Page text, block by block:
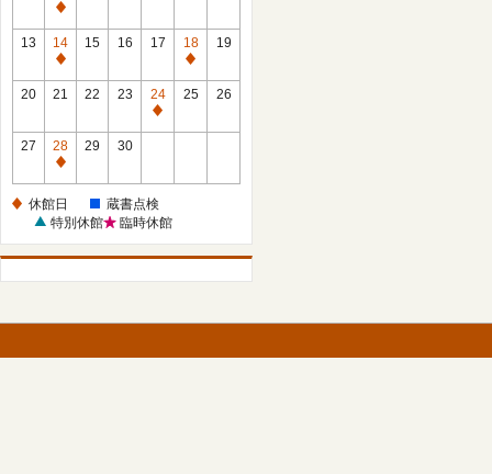
休
館
日
13
14
休
館
15 16 17
18
休
館
19
20 21 22 23
24
休
25 26
27
28
休
日
29 30
休館日
蔵書点検
特別休館
臨時休館